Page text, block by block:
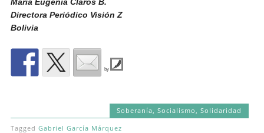
Directora Periódico Visión Z
Bolivia
by
Soberanía Socialismo
Solidaridad
Tagged Gabriel García Márquez